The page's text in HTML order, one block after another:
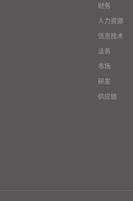
财务
人力资源
信息技术
法务
市场
研发
供应链